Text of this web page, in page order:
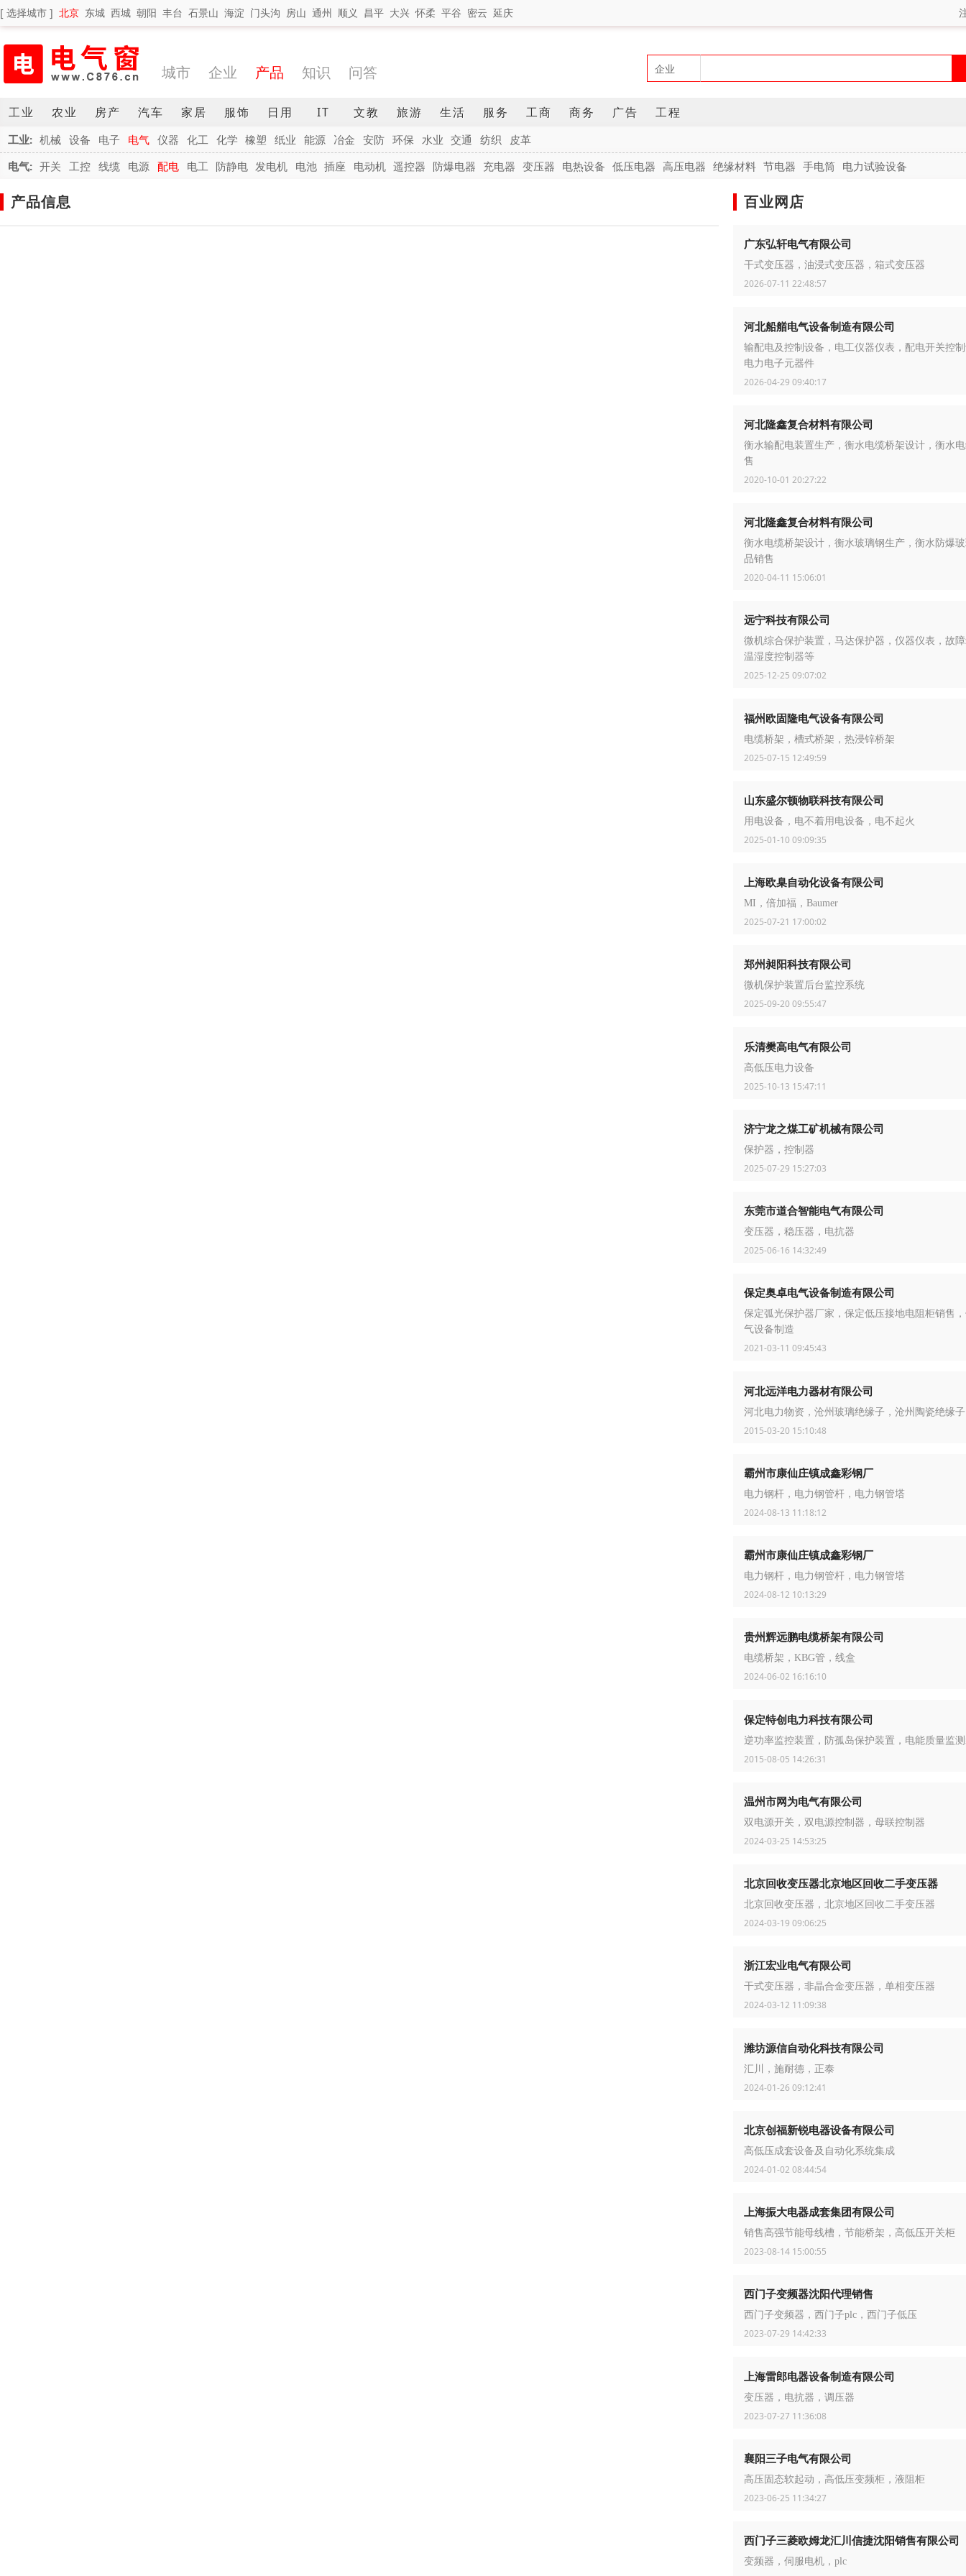
[ 选择城市 ] 北京 东城 西城 朝阳 丰台 石景山 海淀 门头沟 房山 通州 顺义 昌平 大兴 怀柔 平谷 密云 延庆
城市 企业 产品 知识 问答
工业 农业 房产 汽车 家居 服饰 日用 IT 文教 旅游 生活 服务 工商 商务 广告 工程
工业: 机械 设备 电子 电气 仪器 化工 化学 橡塑 纸业 能源 冶金 安防 环保 水业 交通 纺织
皮革
电气: 开关 工控 线缆 电源 配电 电工 防静电 发电机 电池 插座 电动机 遥控器 防爆电器 充电器 变压器 电热设备 低压电器 高压电器 绝缘材料 节电器 手电筒 电力试验设备
产品信息 百业网店
广东弘轩电气有限公司
干式变压器，油浸式变压器，箱式变压器
2026-07-11 22:48:57
河北船艏电气设备制造有限公司
输配电及控制设备，电工仪器仪表，配电开关控
电力电子元器件
2026-04-29 09:40:17
河北隆鑫复合材料有限公司
衡水输配电装置生产，衡水电缆桥架设计，衡水
售
2020-10-01 20:27:22
河北隆鑫复合材料有限公司
衡水电缆桥架设计，衡水玻璃钢生产，衡水防爆
品销售
2020-04-11 15:06:01
远宁科技有限公司
微机综合保护装置，马达保护器，仪器仪表，故
温湿度控制器等
2025-12-25 09:07:02
福州欧固隆电气设备有限公司
电缆桥架，槽式桥架，热浸锌桥架
2025-07-15 12:49:59
山东盛尔顿物联科技有限公司
用电设备，电不着用电设备，电不起火
2025-01-10 09:09:35
上海欧臬自动化设备有限公司
MI，倍加福，Baumer
2025-07-21 17:00:02
郑州昶阳科技有限公司
微机保护装置后台监控系统
2025-09-20 09:55:47
乐清樊高电气有限公司
高低压电力设备
2025-10-13 15:47:11
济宁龙之煤工矿机械有限公司
保护器，控制器
2025-07-29 15:27:03
东莞市道合智能电气有限公司
变压器，稳压器，电抗器
2025-06-16 14:32:49
保定奥卓电气设备制造有限公司
保定弧光保护器厂家，保定低压接地电阻柜销售
气设备制造
2021-03-11 09:45:43
河北远洋电力器材有限公司
河北电力物资，沧州玻璃绝缘子，沧州陶瓷绝缘子
2015-03-20 15:10:48
霸州市康仙庄镇成鑫彩钢厂
电力钢杆，电力钢管杆，电力钢管塔
2024-08-13 11:18:12
霸州市康仙庄镇成鑫彩钢厂
电力钢杆，电力钢管杆，电力钢管塔
2024-08-12 10:13:29
贵州辉远鹏电缆桥架有限公司
电缆桥架，KBG管，线盒
2024-06-02 16:16:10
保定特创电力科技有限公司
逆功率监控装置，防孤岛保护装置，电能质量监
2015-08-05 14:26:31
温州市网为电气有限公司
双电源开关，双电源控制器，母联控制器
2024-03-25 14:53:25
北京回收变压器北京地区回收二手变压器
北京回收变压器，北京地区回收二手变压器
2024-03-19 09:06:25
浙江宏业电气有限公司
干式变压器，非晶合金变压器，单相变压器
2024-03-12 11:09:38
潍坊源信自动化科技有限公司
汇川，施耐德，正泰
2024-01-26 09:12:41
北京创福新锐电器设备有限公司
高低压成套设备及自动化系统集成
2024-01-02 08:44:54
上海振大电器成套集团有限公司
销售高强节能母线槽，节能桥架，高低压开关柜
2023-08-14 15:00:55
西门子变频器沈阳代理销售
西门子变频器，西门子plc，西门子低压
2023-07-29 14:42:33
上海雷郎电器设备制造有限公司
变压器，电抗器，调压器
2023-07-27 11:36:08
襄阳三子电气有限公司
高压固态软起动，高低压变频柜，液阻柜
2023-06-25 11:34:27
西门子三菱欧姆龙汇川信捷沈阳销售有限公司
变频器，伺服电机，plc